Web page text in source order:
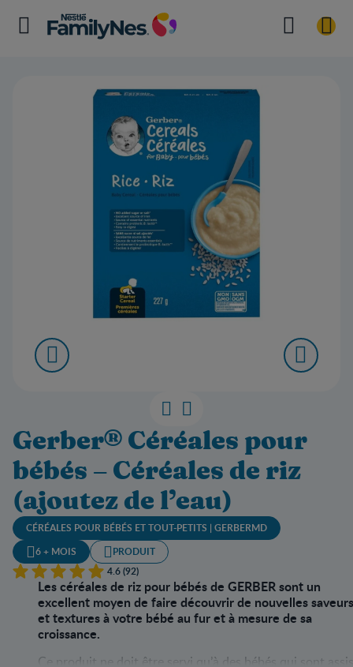
Gerber® Céréales pour
bébés – Céréales de riz
(ajoutez de l’eau)
CÉRÉALES POUR BÉBÉS ET TOUT-PETITS | GERBERMD
6 + MOIS
PRODUIT
4.6 (92)
Les céréales de riz pour bébés de GERBER sont un
excellent moyen de faire découvrir de nouvelles saveurs
et textures à votre bébé au fur et à mesure de sa
croissance.
Ce produit ne doit être servi qu’à des bébés qui sont assis